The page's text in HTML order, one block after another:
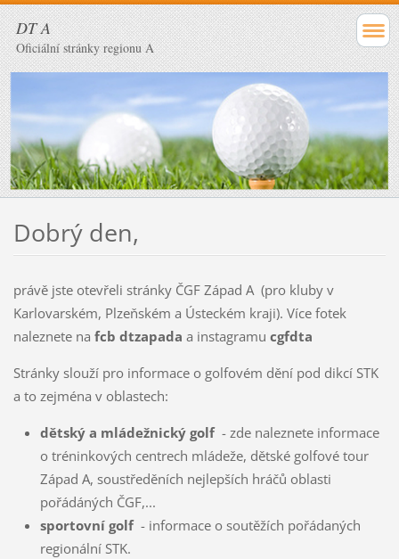
DT A
Oficiální stránky regionu A
Dobrý den,
právě jste otevřeli stránky ČGF Západ A (pro kluby v
Karlovarském, Plzeňském a Ústeckém kraji). Více fotek
naleznete na fcb dtzapada a instagramu cgfdta
Stránky slouží pro informace o golfovém dění pod dikcí STK
a to zejména v oblastech:
dětský a mládežnický golf- zde naleznete informace
o tréninkových centrech mládeže, dětské golfové tour
Západ A, soustředěních nejlepších hráčů oblasti
pořádáných ČGF,...
sportovní golf - informace o soutěžích pořádaných
regionální STK.